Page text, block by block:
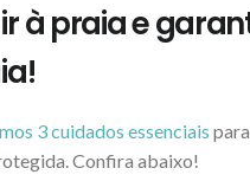
à praia e
3 cuidados essenciais
Confira abaixo!